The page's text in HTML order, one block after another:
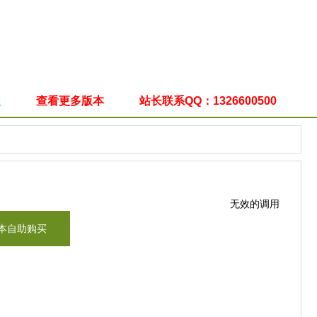
查看更多版本 站长联系QQ：1326600500
无效的调用
自助购买